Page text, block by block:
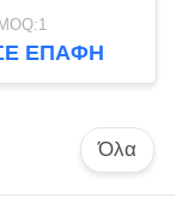
ΕΠΑΦΉ
Όλα